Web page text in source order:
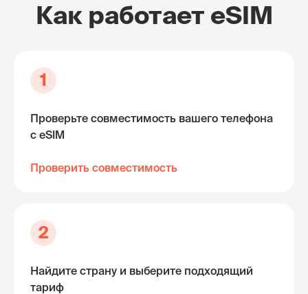
Как работает eSIM
1
Проверьте совместимость вашего телефона
с eSIM
Проверить совместимость
2
Найдите страну и выберите подходящий
тариф